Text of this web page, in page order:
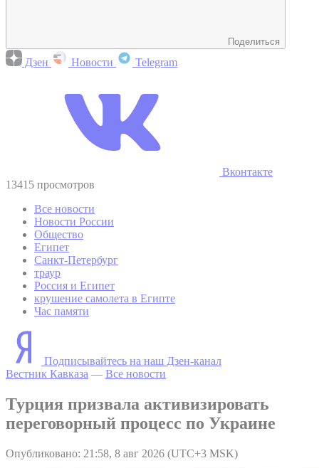
Поделиться
Дзен Новости Telegram
Вконтакте
13415 просмотров
Все новости
Новости России
Общество
Египет
Санкт-Петербург
траур
Россия и Египет
крушение самолета в Египте
Час памяти
Подписывайтесь на наш Дзен-канал
Вестник Кавказа — Все новости
Турция призвала активизировать
переговорный процесс по Украине
Опубликовано: 21:58, 8 авг 2026 (UTC+3 MSK)